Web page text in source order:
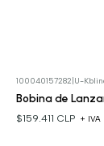
100040157282 U-
Bobina de
$159.411 CLP + IVA